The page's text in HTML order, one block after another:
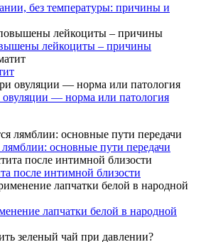
без температуры: причины и
лейкоциты – причины
— норма или патология
основные пути передачи
после интимной близости
лапчатки белой в народной